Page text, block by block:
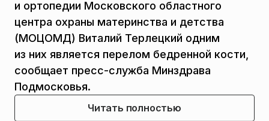
и ортопедии Московского областного
центра охраны материнства и детства
(МОЦОМД) Виталий Терлецкий одним
из них является перелом бедренной кости,
сообщает пресс-служба Минздрава
Подмосковья.
Читать полностью